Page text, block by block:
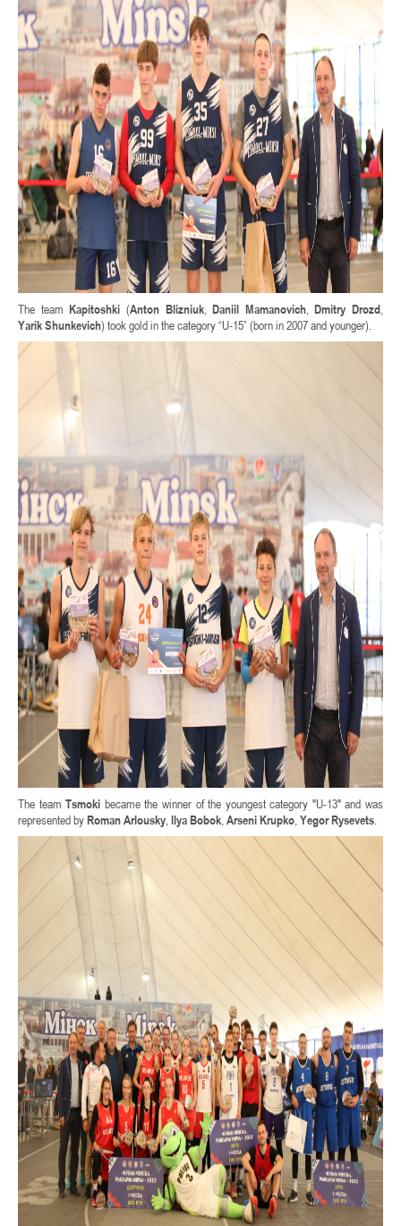
The teamKapitoshki (Anton Blizniuk,Daniil Mamanovich,Dmitry Drozd
Yarik Shunkevich) took gold in the category “U-15” (born in 2007 and younger).
The teamTsmoki became the winner of the youngest category "U-13" and was
represented byRoman Arlousky Ilya Bobok Arseni Krupko Yegor Rysevets